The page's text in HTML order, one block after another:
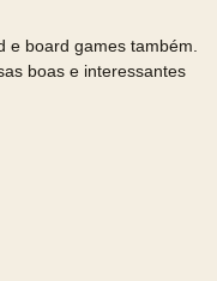
board games também.
boas e interessantes